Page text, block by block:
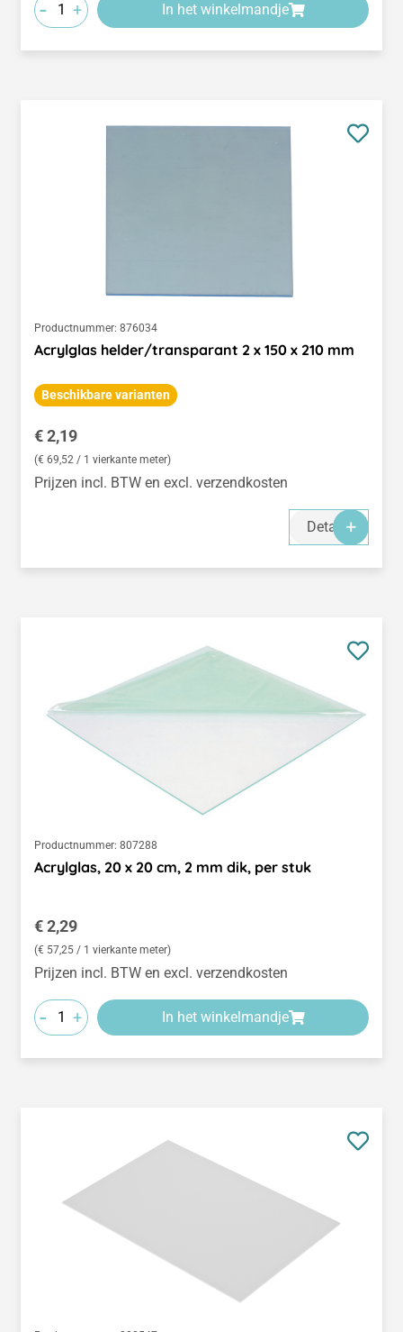
- + In het winkelmandje
Productnummer: 876034
Acrylglas helder/transparant 2 x 150 x 210 mm
Beschikbare varianten
Normale prijs:
€ 2,19
(€ 69,52 / 1 vierkante meter)
Prijzen incl. BTW en excl. verzendkosten
Details
Productnummer: 807288
Acrylglas, 20 x 20 cm, 2 mm dik, per stuk
Normale prijs:
€ 2,29
(€ 57,25 / 1 vierkante meter)
Prijzen incl. BTW en excl. verzendkosten
- + In het winkelmandje